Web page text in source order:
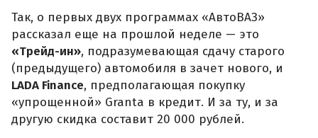
Так, о первых двух программах «АвтоВАЗ»
рассказал еще на прошлой неделе — это
«Трейд-ин», подразумевающая сдачу старого
(предыдущего) автомобиля в зачет нового, и
LADA Finance, предполагающая покупку
«упрощенной» Granta в кредит. И за ту, и за
другую скидка составит 20 000 рублей.